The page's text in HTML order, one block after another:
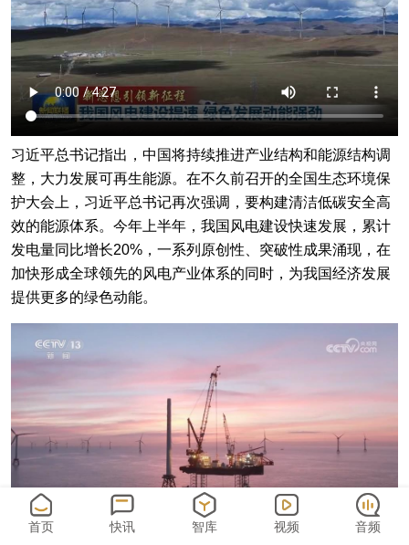
习近平总书记指出，中国将持续推进产业结构和能源结构调
整，大力发展可再生能源。在不久前召开的全国生态环境保
护大会上，习近平总书记再次强调，要构建清洁低碳安全高
效的能源体系。今年上半年，我国风电建设快速发展，累计
发电量同比增长20%，一系列原创性、突破性成果涌现，在
加快形成全球领先的风电产业体系的同时，为我国经济发展
提供更多的绿色动能。
首页 快讯 智库 视频 音频